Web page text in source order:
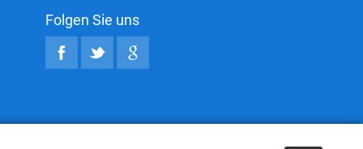
Folgen Sie uns